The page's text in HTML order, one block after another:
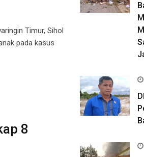
Timur, Sihol
pada kasus
8